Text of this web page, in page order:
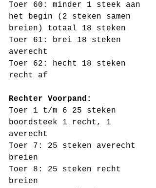
Toer 60: minder 1 steek aan
het begin (2 steken samen
breien) totaal 18 steken
Toer 61: brei 18 steken
averecht
Toer 62: hecht 18 steken
recht af
Rechter Voorpand:
Toer 1 t/m 6 25 steken
boordsteek 1 recht, 1
averecht
Toer 7: 25 steken averecht
breien
Toer 8: 25 steken recht
breien